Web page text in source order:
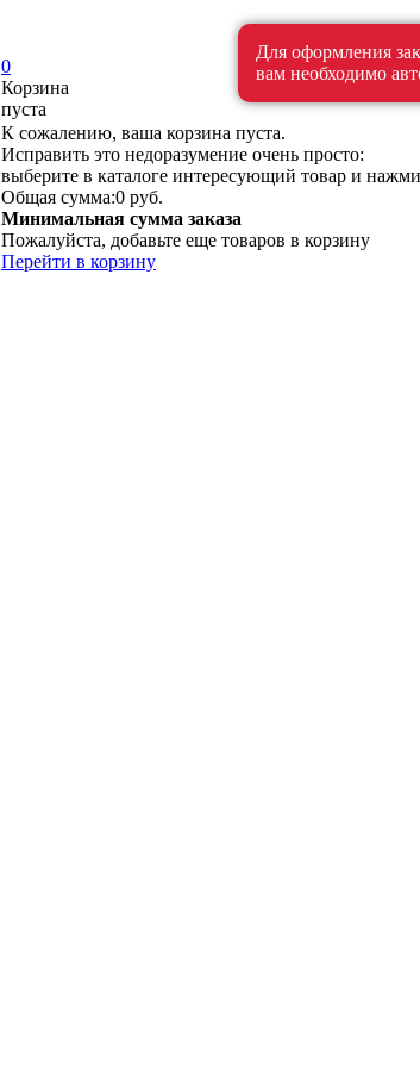
0
Корзина
пуста
К сожалению, ваша корзина пуста.
Исправить это недоразумение очень просто:
выберите в каталоге интересующий товар и
Общая сумма:0 руб.
Минимальная сумма заказа
Пожалуйста, добавьте еще товаров в корзину
Перейти в корзину
Для оформления
вам необходимо